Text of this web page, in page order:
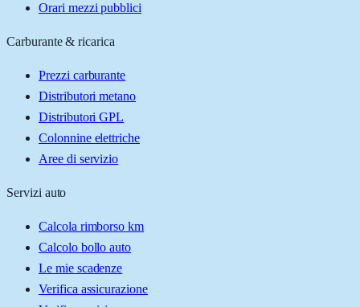
Orari mezzi pubblici
Carburante & ricarica
Prezzi carburante
Distributori metano
Distributori GPL
Colonnine elettriche
Aree di servizio
Servizi auto
Calcola rimborso km
Calcolo bollo auto
Le mie scadenze
Verifica assicurazione